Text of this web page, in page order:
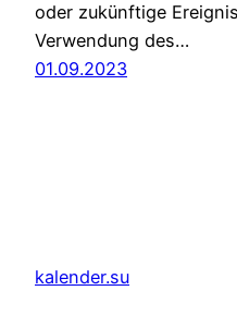
oder zukünftige
Verwendung des…
01.09.2023
kalender.su